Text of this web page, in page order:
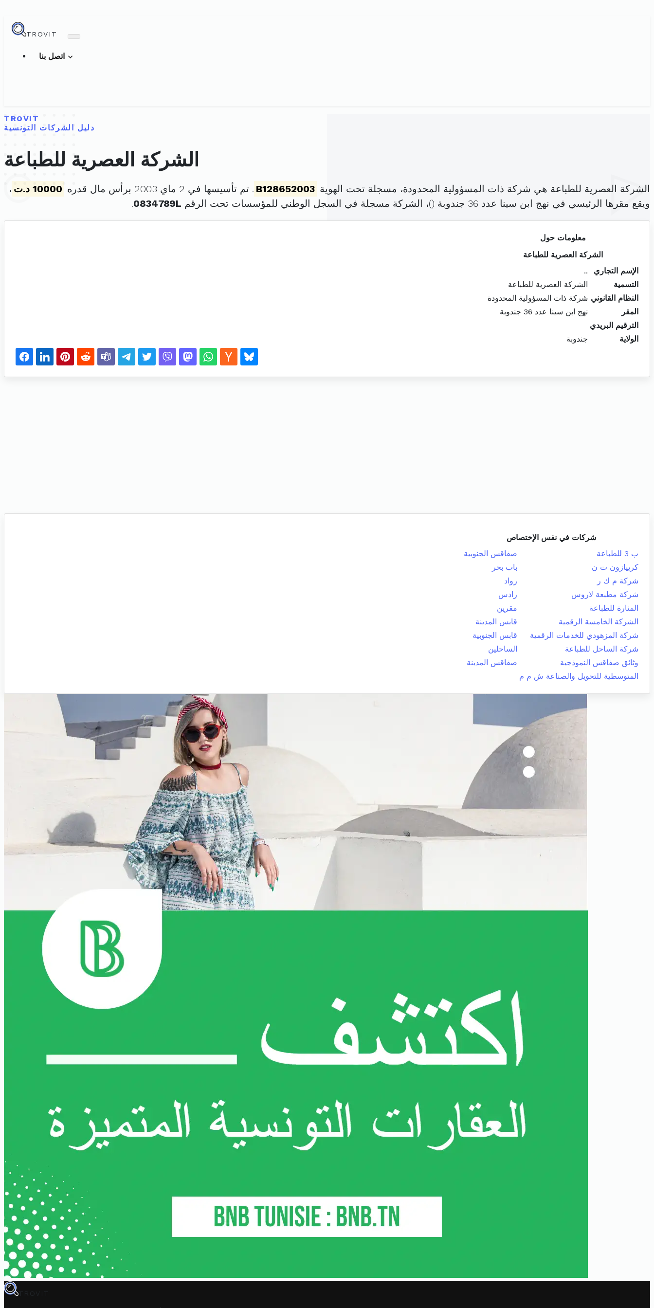
TROVIT
TROVIT
دليل الشركات التونسية
الشركة العصرية للطباعة
الشركة العصرية للطباعة هي شركة ذات المسؤولية المحدودة، مسجلة تحت الهوية B128652003 . تم تأسيسها في 2 ماي 2003 برأس مال قدره 10000 د.ت
،
ويقع مقرها الرئيسي في نهج ابن سينا عدد 36 جندوبة (
)، الشركة مسجلة في السجل الوطني للمؤسسات تحت الرقم 0834789L
.
معلومات حول
الشركة العصرية للطباعة
الإسم التجاري
..
التسمية
الشركة العصرية للطباعة
النظام القانوني شركة ذات المسؤولية المحدودة
المقر
نهج ابن سينا عدد 36 جندوبة
الترقيم البريدي
الولاية
جندوبة
شركات في نفس الإختصاص
ب 3 للطباعة
صفاقس الجنوبية
كرييازون ت ن
باب بحر
شركة م ك ر
رواد
شركة مطبعة لاروس
رادس
المنارة للطباعة
مقرين
الشركة الخامسة الرقمية
قابس المدينة
شركة المزهودي للخدمات الرقمية
قابس الجنوبية
شركة الساحل للطباعة
الساحلين
وثائق صفاقس النموذجية
صفاقس المدينة
المتوسطية للتحويل والصناعة ش م م
TROVIT